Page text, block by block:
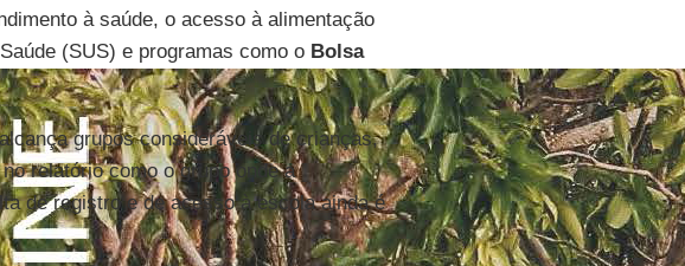
à saúde, o acesso à alimentação
(SUS) e programas como o Bolsa
grupos consideráveis de crianças,
relatório como o grupo onde a
de registro e de acesso à escola ainda é